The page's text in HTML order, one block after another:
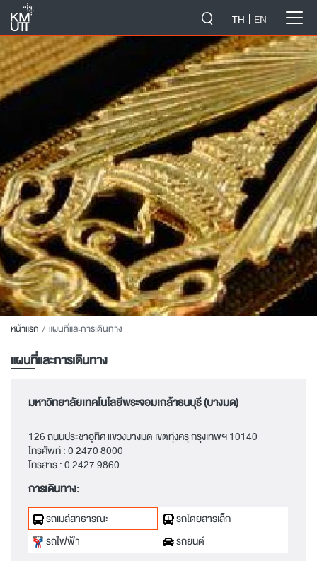
TH EN
หน้าแรก แผนที่และการเดินทาง
แผนที่และการเดินทาง
มหาวิทยาลัยเทคโนโลยีพระจอมเกล้าธนบุรี (บางมด)
126 ถนนประชาอุทิศ แขวงบางมด เขตทุ่งครุ กรุงเทพฯ 10140
โทรศัพท์ :0 2470 8000
โทรสาร :0 2427 9860
การเดินทาง:
รถเมล์สาธารณะ
รถโดยสารเล็ก
รถไฟฟ้า
รถยนต์